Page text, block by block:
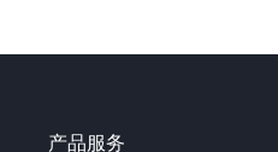
产品服务